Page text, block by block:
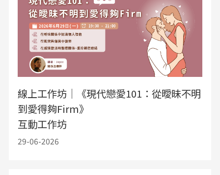
線上工作坊｜《現代戀愛101：從曖昧不明
到愛得夠Firm》
互動工作坊
29-06-2026